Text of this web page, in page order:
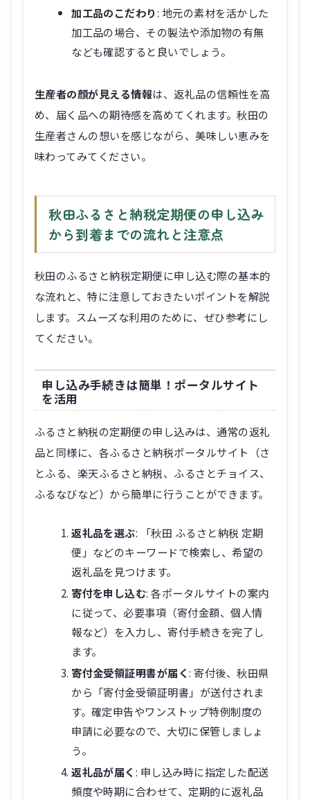
加工品のこだわり: 地元の素材を活かした
加工品の場合、その製法や添加物の有無
なども確認すると良いでしょう。
生産者の顔が見える情報は、返礼品の信頼性を高
め、届く品への期待感を高めてくれます。秋田の
生産者さんの想いを感じながら、美味しい恵みを
味わってみてください。
秋田ふるさと納税定期便の申し込み
から到着までの流れと注意点
秋田のふるさと納税定期便に申し込む際の基本的
な流れと、特に注意しておきたいポイントを解説
します。スムーズな利用のために、ぜひ参考にし
てください。
申し込み手続きは簡単！ポータルサイト
を活用
ふるさと納税の定期便の申し込みは、通常の返礼
品と同様に、各ふるさと納税ポータルサイト（さ
とふる、楽天ふるさと納税、ふるさとチョイス、
ふるなびなど）から簡単に行うことができます。
返礼品を選ぶ: 「秋田 ふるさと納税 定期
便」などのキーワードで検索し、希望の
返礼品を見つけます。
寄付を申し込む: 各ポータルサイトの案内
に従って、必要事項（寄付金額、個人情
報など）を入力し、寄付手続きを完了し
ます。
寄付金受領証明書が届く: 寄付後、秋田県
から「寄付金受領証明書」が送付されま
す。確定申告やワンストップ特例制度の
申請に必要なので、大切に保管しましょ
う。
返礼品が届く : 申し込み時に指定した配送
頻度や時期に合わせて、定期的に返礼品